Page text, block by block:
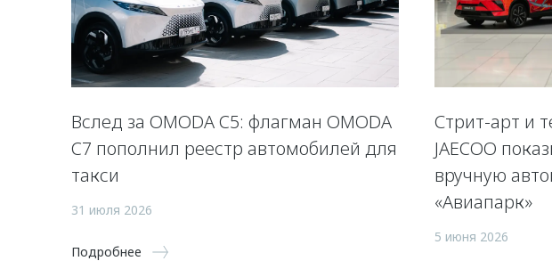
Вслед за OMODA C5: флагман OMODA
C7 пополнил реестр автомобилей для
такси
31 июля 2026
Подробнее
Стрит-арт и
JAECOO
вручную
«Авиапарк»
5 июня 2026